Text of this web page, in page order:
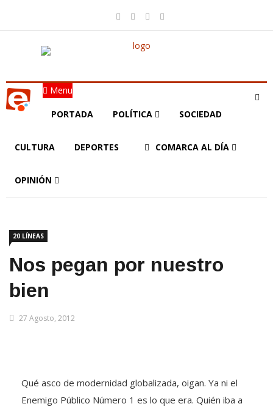
Menu
PORTADA POLÍTICA SOCIEDAD
CULTURA DEPORTES COMARCA AL DÍA
OPINIÓN
20 LÍNEAS
Nos pegan por nuestro
bien
27 Agosto, 2012
Qué asco de modernidad globalizada, oigan. Ya ni el
Enemigo Público Número 1 es lo que era. Quién iba a